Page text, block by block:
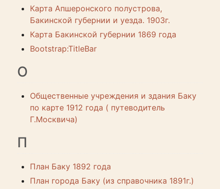
Карта Апшеронского полустрова,
Бакинской губернии и уезда. 1903г.
Карта Бакинской губернии 1869 года
Bootstrap:TitleBar
О
Общественные учреждения и здания Баку
по карте 1912 года ( путеводитель
Г.Москвича)
П
План Баку 1892 года
План города Баку (из справочника 1891г.)